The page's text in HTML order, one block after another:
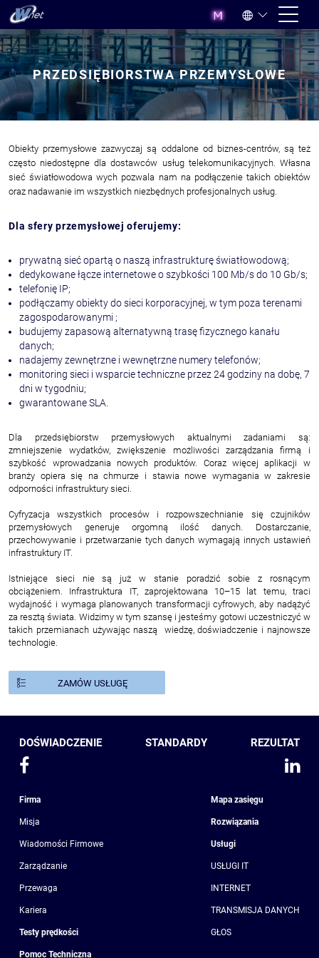
PRZEDSIĘBIORSTWA PRZEMYSŁOWE
Obiekty przemysłowe zazwyczaj są oddalone od biznes-centrów, są też
często niedostępne dla dostawców usług telekomunikacyjnych. Własna
sieć światłowodowa wych pozwala nam na podłączenie takich obiektów
oraz nadawanie im wszystkich niezbędnych profesjonalnych usług.
Dla sfery przemysłowej oferujemy:
prywatną sieć opartą o naszą infrastrukturę światłowodową;
dedykowane łącze internetowe o szybkości 100 Mb/s do 10 Gb/s;
telefonię IP;
podłączamy obiekty do sieci korporacyjnej, w tym poza terenami
zagospodarowanymi ;
budujemy zapasową alternatywną trasę fizycznego kanału
danych;
nadajemy zewnętrzne i wewnętrzne numery telefonów;
monitoring sieci i wsparcie techniczne przez 24 godziny na dobę, 7
dni w tygodniu;
gwarantowane SLA.
Dla przedsiębiorstw przemysłowych aktualnymi zadaniami są:
zmniejszenie wydatków, zwiększenie możliwości zarządzania firmą i
szybkość wprowadzania nowych produktów. Coraz więcej aplikacji w
branży opiera się na chmurze i stawia nowe wymagania w zakresie
odporności infrastruktury sieci.
Cyfryzacja wszystkich procesów i rozpowszechnianie się czujników
przemysłowych generuje orgomną ilość danych. Dostarczanie,
przechowywanie i przetwarzanie tych danych wymagają innych ustawień
infrastruktury IT.
Istniejące sieci nie są już w stanie poradzić sobie z rosnącym
obciążeniem. Infrastruktura IT, zaprojektowana 10–15 lat temu, traci
wydajność i wymaga planowanych transformacji cyfrowych, aby nadążyć
za resztą świata. Widzimy w tym szansę i jesteśmy gotowi uczestniczyć w
takich przemianach używając naszą wiedzę, doświadczenie i najnowsze
technologie.
ZAMÓW USŁUGĘ
DOŚWIADCZENIE STANDARDY REZULTAT
Firma
Misja
Wiadomości Firmowe
Zarządzanie
Przewaga
Kariera
Testy prędkości
Pomoc Techniczna
Mapa zasięgu
Rozwiązania
Usługi
USŁUGI IT
INTERNET
TRANSMISJA DANYCH
GŁOS